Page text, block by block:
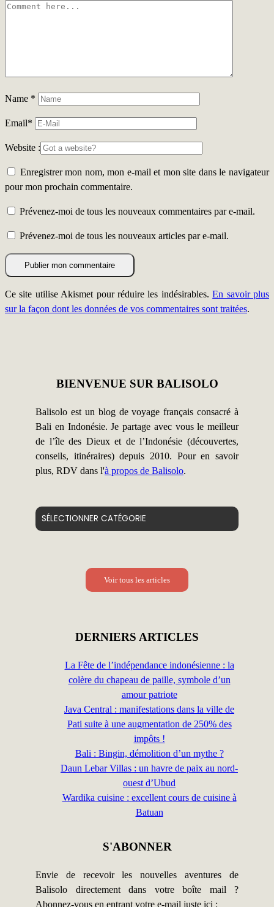
Name *
Email*
Website :
Enregistrer mon nom, mon e-mail et mon site dans le navigateur
pour mon prochain commentaire.
Prévenez-moi de tous les nouveaux commentaires par e-mail.
Prévenez-moi de tous les nouveaux articles par e-mail.
Ce site utilise Akismet pour réduire les indésirables.En savoir plus
sur la façon dont les données de vos commentaires sont traitées.
BIENVENUE SUR BALISOLO
Balisolo est un blog de voyage français consacré à
Bali en Indonésie. Je partage avec vous le meilleur
de l’île des Dieux et de l’Indonésie (découvertes,
conseils, itinéraires) depuis 2010. Pour en savoir
plus, RDV dans l'à propos de Balisolo.
Voir tous les articles
DERNIERS ARTICLES
La Fête de l’indépendance indonésienne : la
colère du chapeau de paille, symbole d’un
amour patriote
Java Central : manifestations dans la ville de
Pati suite à une augmentation de 250% des
impôts !
Bali : Bingin, démolition d’un mythe ?
Daun Lebar Villas : un havre de paix au nord-
ouest d’Ubud
Wardika cuisine : excellent cours de cuisine à
Batuan
S'ABONNER
Envie de recevoir les nouvelles aventures de
Balisolo directement dans votre boîte mail ?
Abonnez-vous en entrant votre e-mail juste ici :